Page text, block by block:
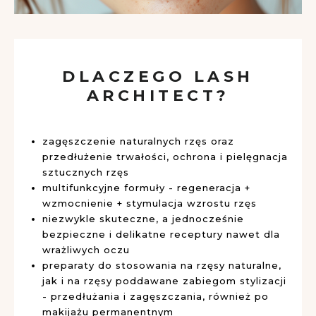
DLACZEGO LASH
ARCHITECT?
zagęszczenie naturalnych rzęs oraz
przedłużenie trwałości, ochrona i pielęgnacja
sztucznych rzęs
multifunkcyjne formuły - regeneracja +
wzmocnienie + stymulacja wzrostu rzęs
niezwykle skuteczne, a jednocześnie
bezpieczne i delikatne receptury nawet dla
wrażliwych oczu
preparaty do stosowania na rzęsy naturalne,
jak i na rzęsy poddawane zabiegom stylizacji
- przedłużania i zagęszczania, również po
makijażu permanentnym